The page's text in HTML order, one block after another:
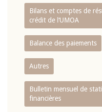
Bilans et comptes de
crédit de l‘UMOA
Balance des paiements
Autres
Bulletin mensuel de
financières